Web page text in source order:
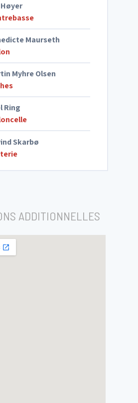
Maurseth
Myhre Olsen
Ring
Skarbø
ADDITIONNELLES